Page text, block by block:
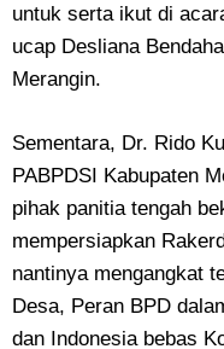
untuk serta ikut di
ucap Desliana
Merangin.
Sementara, Dr. Rido
PABPDSI Kabupaten
pihak panitia tengah
mempersiapkan
nantinya mengangkat
Desa, Peran BPD
dan Indonesia bebas